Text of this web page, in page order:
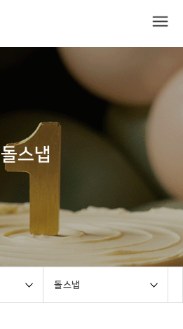
돌스냅
돌스냅